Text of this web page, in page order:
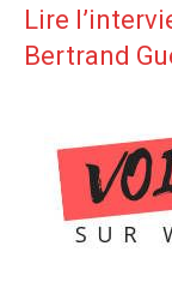
Lire
Bertrand